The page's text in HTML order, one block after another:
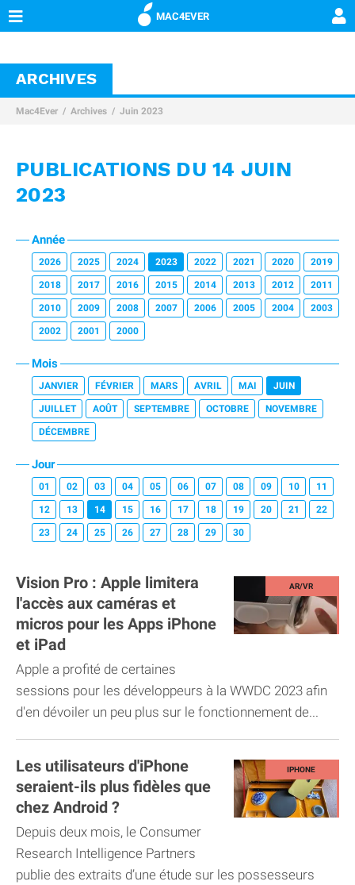
MAC4EVER
ARCHIVES
Mac4Ever Archives Juin 2023
PUBLICATIONS DU 14 JUIN
2023
Année
2026 2025 2024 2023 2022 2021 2020 2019
2018 2017 2016 2015 2014 2013 2012 2011
2010 2009 2008 2007 2006 2005 2004 2003
2002 2001 2000
Mois
JANVIER FÉVRIER MARS AVRIL MAI JUIN
JUILLET AOÛT SEPTEMBRE OCTOBRE NOVEMBRE
DÉCEMBRE
Jour
01 02 03 04 05 06 07 08 09 10 11
12 13 14 15 16 17 18 19 20 21 22
23 24 25 26 27 28 29 30
Vision Pro : Apple limitera
l'accès aux caméras et
micros pour les Apps iPhone
et iPad
Apple a profité de certaines
sessions pour les développeurs à la WWDC 2023 afin
d'en dévoiler un peu plus sur le fonctionnement de...
Les utilisateurs d'iPhone
seraient-ils plus fidèles que
chez Android ?
Depuis deux mois, le Consumer
Research Intelligence Partners
publie des extraits d’une étude sur les possesseurs